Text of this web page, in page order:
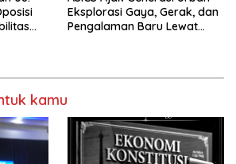
Eksplorasi Gaya, Gerak, dan
Pengalaman Baru Lewat
kamu